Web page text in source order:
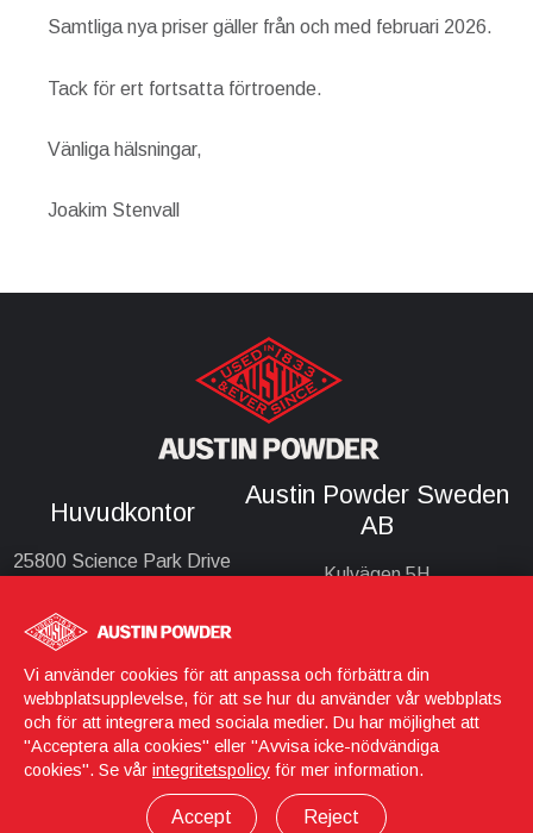
Samtliga nya priser gäller från och med februari 2026.
Tack för ert fortsatta förtroende.
Vänliga hälsningar,
Joakim Stenvall
Huvudkontor
25800 Science Park Drive
United States
(216) 464-2400
Austin Powder Sweden
AB
Kulvägen 5H
Logga in © 2026 Austin Powder
Integritetspolicy
Vi använder cookies för att anpassa och förbättra din
webbplatsupplevelse, för att se hur du använder vår webbplats
och för att integrera med sociala medier. Du har möjlighet att
"Acceptera alla cookies" eller "Avvisa icke-nödvändiga
cookies". Se vår integritetspolicy för mer information.